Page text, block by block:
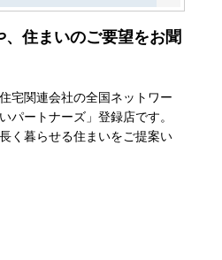
住まいのご要望をお聞
宅関連会社の全国ネットワー
パートナーズ」登録店です。
く暮らせる住まいをご提案い